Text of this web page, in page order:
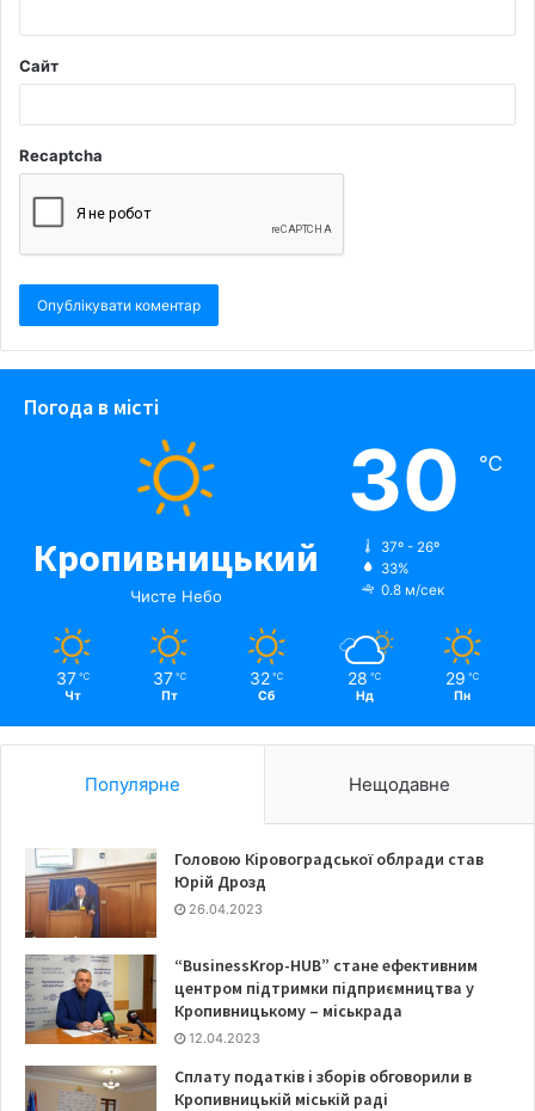
Сайт
Recaptcha
Погода в місті
Кропивницький
Чисте Небо
30 ℃
37º - 26º
33%
0.8 м/сек
37 ℃
Чт
37 ℃
Пт
32 ℃
Сб
28 ℃
Нд
29 ℃
Пн
Популярне Нещодавне
Головою Кіровоградської облради став
Юрій Дрозд
26.04.2023
“BusinessKrop-HUB” стане ефективним
центром підтримки підприємництва у
Кропивницькому – міськрада
12.04.2023
Сплату податків і зборів обговорили в
Кропивницькій міській раді